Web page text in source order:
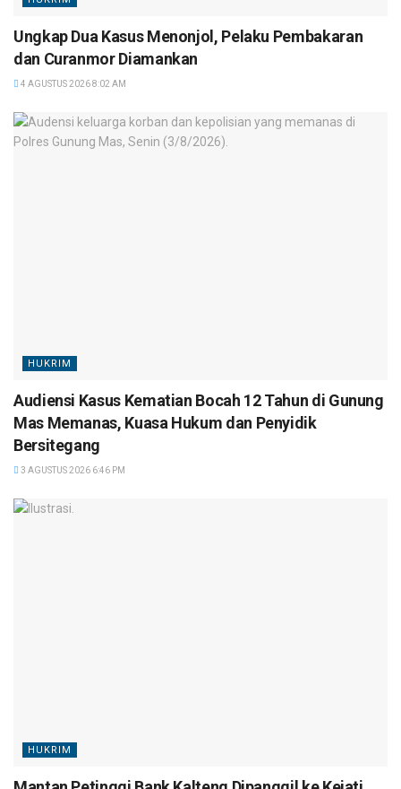
Ungkap Dua Kasus Menonjol, Pelaku Pembakaran
dan Curanmor Diamankan
4 AGUSTUS 2026 8:02 AM
HUKRIM
Audiensi Kasus Kematian Bocah 12 Tahun di Gunung
Mas Memanas, Kuasa Hukum dan Penyidik
Bersitegang
3 AGUSTUS 2026 6:46 PM
HUKRIM